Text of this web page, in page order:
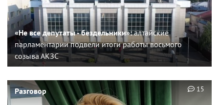
«Не все депутаты - бездельники»:алтайские
парламентарии подвели итоги работы восьмого
созыва АКЗС
Разговор 15